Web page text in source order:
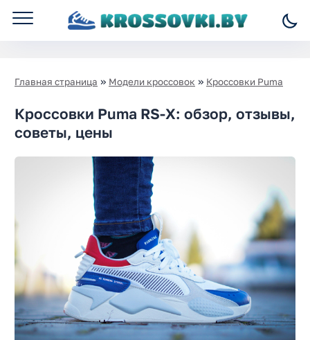
и
сравнения
Главная страница » Модели кроссовок » Кроссовки Puma
Кроссовки Puma RS-X: обзор, отзывы,
советы, цены